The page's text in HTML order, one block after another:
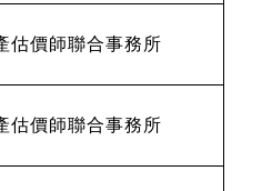
估價師聯合事務所
估價師聯合事務所